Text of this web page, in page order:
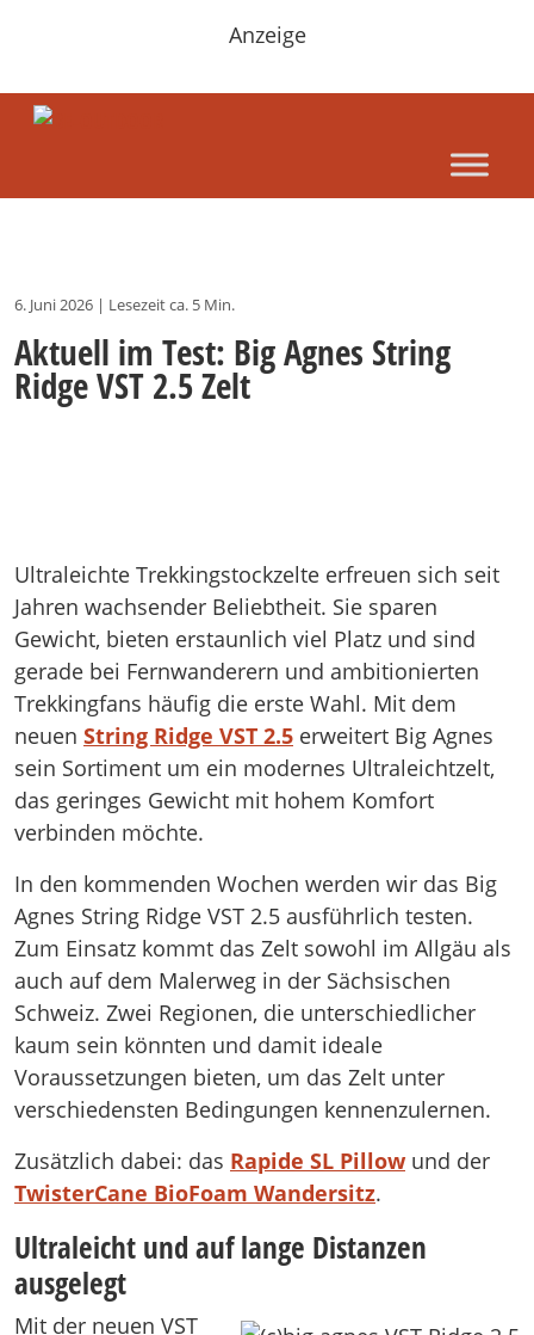
Anzeige
6. Juni 2026 | Lesezeit ca. 5 Min.
Aktuell im Test: Big Agnes String
Ridge VST 2.5 Zelt
Ultraleichte Trekkingstockzelte erfreuen sich seit
Jahren wachsender Beliebtheit. Sie sparen
Gewicht, bieten erstaunlich viel Platz und sind
gerade bei Fernwanderern und ambitionierten
Trekkingfans häufig die erste Wahl. Mit dem
neuen String Ridge VST 2.5 erweitert Big Agnes
sein Sortiment um ein modernes Ultraleichtzelt,
das geringes Gewicht mit hohem Komfort
verbinden möchte.
In den kommenden Wochen werden wir das Big
Agnes String Ridge VST 2.5 ausführlich testen.
Zum Einsatz kommt das Zelt sowohl im Allgäu als
auch auf dem Malerweg in der Sächsischen
Schweiz. Zwei Regionen, die unterschiedlicher
kaum sein könnten und damit ideale
Voraussetzungen bieten, um das Zelt unter
verschiedensten Bedingungen kennenzulernen.
Zusätzlich dabei: das Rapide SL Pillow und der
TwisterCane BioFoam Wandersitz.
Ultraleicht und auf lange Distanzen
ausgelegt
Mit der neuen VST